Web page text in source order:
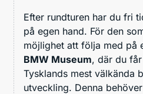
Efter rundturen har du fri
på egen hand. För den
möjlighet att följa med på
BMW Museum, där du
Tysklands mest välkända
utveckling. Denna